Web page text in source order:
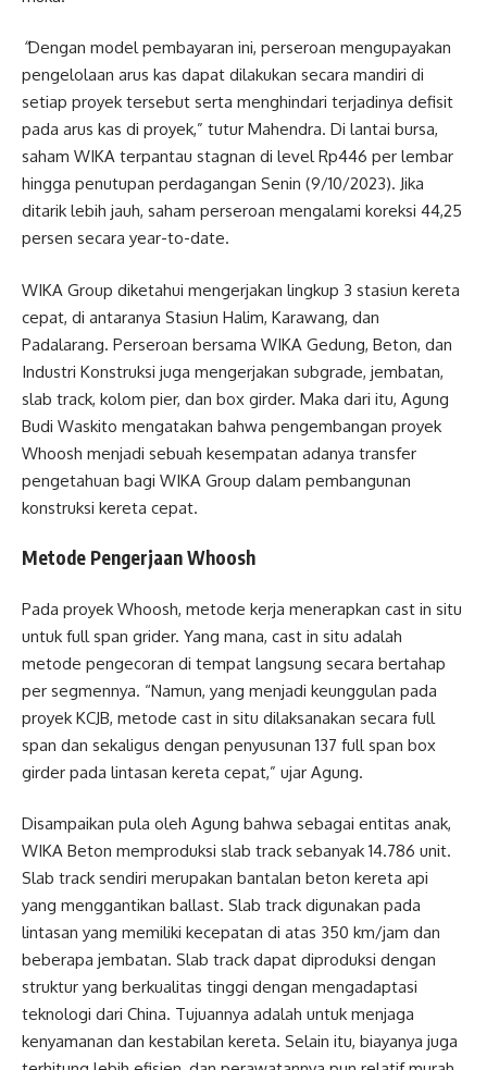
“Dengan model pembayaran ini, perseroan mengupayakan
pengelolaan arus kas dapat dilakukan secara mandiri di
setiap proyek tersebut serta menghindari terjadinya defisit
pada arus kas di proyek,” tutur Mahendra. Di lantai bursa,
saham WIKA terpantau stagnan di level Rp446 per lembar
hingga penutupan perdagangan Senin (9/10/2023). Jika
ditarik lebih jauh, saham perseroan mengalami koreksi 44,25
persen secara year-to-date.
WIKA Group diketahui mengerjakan lingkup 3 stasiun kereta
cepat, di antaranya Stasiun Halim, Karawang, dan
Padalarang. Perseroan bersama WIKA Gedung, Beton, dan
Industri Konstruksi juga mengerjakan subgrade, jembatan,
slab track, kolom pier, dan box girder. Maka dari itu, Agung
Budi Waskito mengatakan bahwa pengembangan proyek
Whoosh menjadi sebuah kesempatan adanya transfer
pengetahuan bagi WIKA Group dalam pembangunan
konstruksi kereta cepat.
Metode Pengerjaan Whoosh
Pada proyek Whoosh, metode kerja menerapkan cast in situ
untuk full span grider. Yang mana, cast in situ adalah
metode pengecoran di tempat langsung secara bertahap
per segmennya. “Namun, yang menjadi keunggulan pada
proyek KCJB, metode cast in situ dilaksanakan secara full
span dan sekaligus dengan penyusunan 137 full span box
girder pada lintasan kereta cepat,” ujar Agung.
Disampaikan pula oleh Agung bahwa sebagai entitas anak,
WIKA Beton memproduksi slab track sebanyak 14.786 unit.
Slab track sendiri merupakan bantalan beton kereta api
yang menggantikan ballast. Slab track digunakan pada
lintasan yang memiliki kecepatan di atas 350 km/jam dan
beberapa jembatan. Slab track dapat diproduksi dengan
struktur yang berkualitas tinggi dengan mengadaptasi
teknologi dari China. Tujuannya adalah untuk menjaga
kenyamanan dan kestabilan kereta. Selain itu, biayanya juga